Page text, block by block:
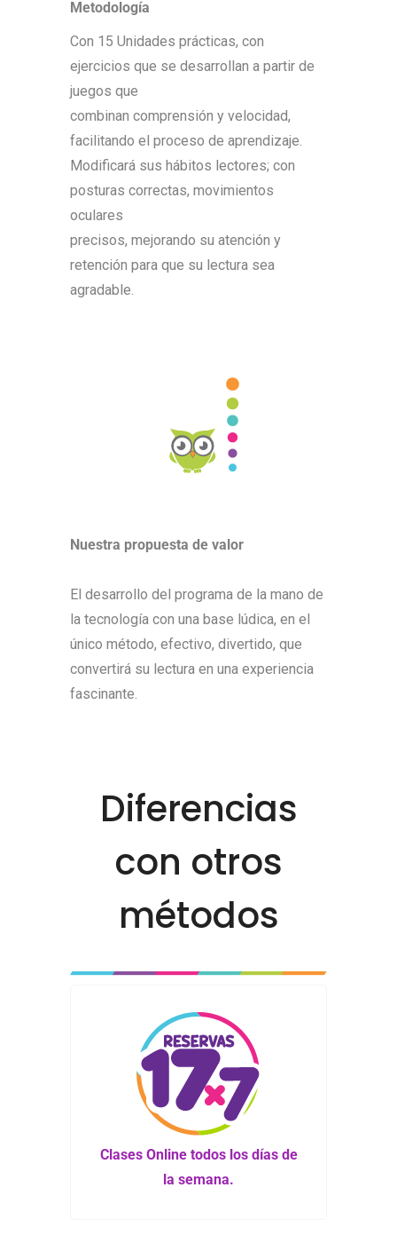
Metodología
Con 15 Unidades prácticas, con
ejercicios que se desarrollan a partir de
juegos que
combinan comprensión y velocidad,
facilitando el proceso de aprendizaje.
Modificará sus hábitos lectores; con
posturas correctas, movimientos
oculares
precisos, mejorando su atención y
retención para que su lectura sea
agradable.
Nuestra propuesta de valor
El desarrollo del programa de la mano de
la tecnología con una base lúdica, en el
único método, efectivo, divertido, que
convertirá su lectura en una experiencia
fascinante.
Diferencias
con otros
métodos
Clases Online todos los días de
la semana.